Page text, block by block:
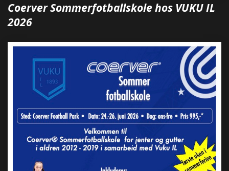
Coerver Sommerfotballskole hos VUKU IL
2026